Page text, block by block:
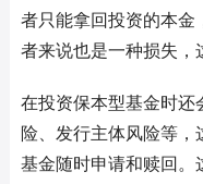
者只能拿回投资的本金
者来说也是一种损失，
在投资保本型基金时还
险、发行主体风险等
基金随时申请和赎回。